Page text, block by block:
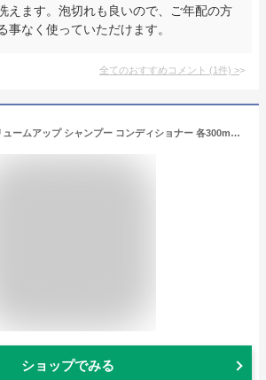
えます。泡切れも良いので、ご年配の方
事なく使っていただけます。
全てのおすすめコメント (1件) >
mof・mof ボリュームアップ シャンプー コンディショナー 各300mL / 加美乃素 モフモフ ハリ コシ ケラチン シルク ダメージケア ホワイトフローラル の香り PPTシャンプー しっとり タンパク質 ツヤ髪 パサつき うるおい 女性用 女性 レディース 無添加
ショップでみる